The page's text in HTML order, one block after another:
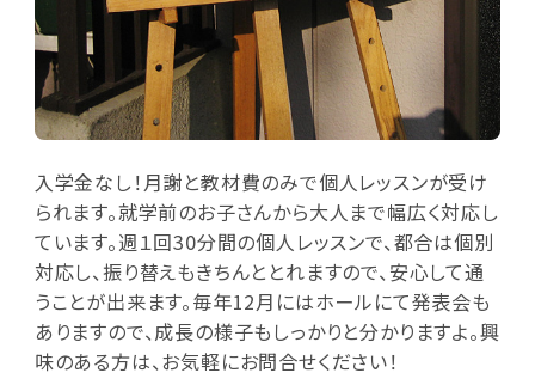
入学金なし！月謝と教材費のみで個人レッスンが受け
られます。就学前のお子さんから大人まで幅広く対応し
ています。週１回30分間の個人レッスンで、都合は個別
対応し、振り替えもきちんととれますので、安心して通
うことが出来ます。毎年12月にはホールにて発表会も
ありますので、成長の様子もしっかりと分かりますよ。興
味のある方は、お気軽にお問合せください！